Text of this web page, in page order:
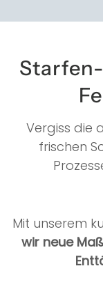
Vergiss die
frischen
Mit unserem
wir neue